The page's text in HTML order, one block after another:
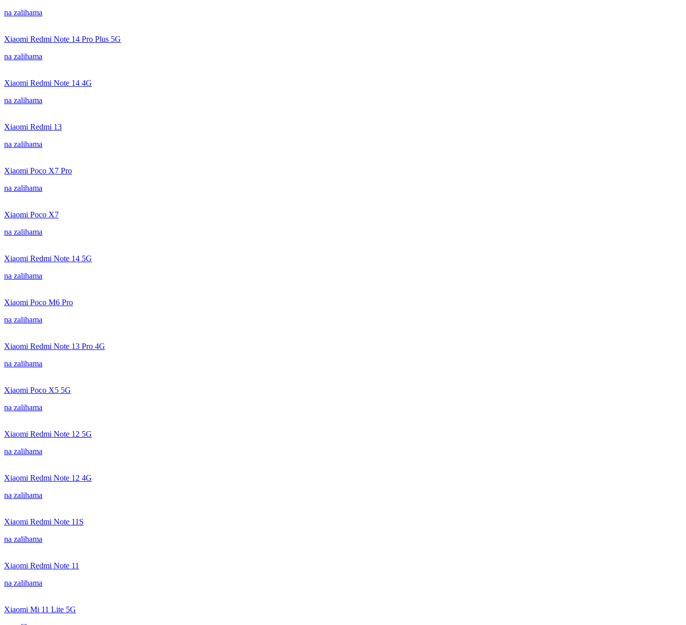
na zalihama
Xiaomi Redmi Note 14 Pro Plus 5G
na zalihama
Xiaomi Redmi Note 14 4G
na zalihama
Xiaomi Redmi 13
na zalihama
Xiaomi Poco X7 Pro
na zalihama
Xiaomi Poco X7
na zalihama
Xiaomi Redmi Note 14 5G
na zalihama
Xiaomi Poco M6 Pro
na zalihama
Xiaomi Redmi Note 13 Pro 4G
na zalihama
Xiaomi Poco X5 5G
na zalihama
Xiaomi Redmi Note 12 5G
na zalihama
Xiaomi Redmi Note 12 4G
na zalihama
Xiaomi Redmi Note 11S
na zalihama
Xiaomi Redmi Note 11
na zalihama
Xiaomi Mi 11 Lite 5G